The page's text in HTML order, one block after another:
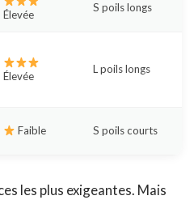
Élevée
S poils longs
Élevée
L poils longs
Faible S poils courts
les plus exigeantes. Mais